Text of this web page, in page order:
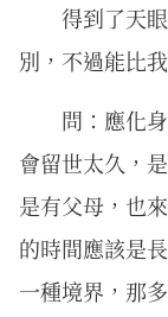
得到了天
別，不過能比
問：應化
會留世太久，
是有父母，也
的時間應該是
一種境界，那